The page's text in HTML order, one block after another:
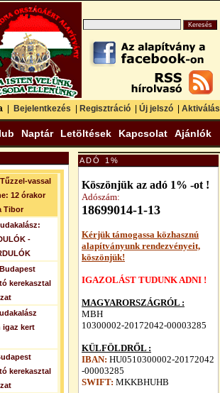
Bejelentkezés Regisztráció Új jelszó Aktiválás
Naptár Letöltések Kapcsolat Ajánlók
vassal
12 órakor
Tibor
-
kerekasztal
igaz kert
kerekasztal
ADÓ 1%
Köszönjük az adó 1% -ot !
Adószám:
18699014-1-13
Kérjük támogassa közhasznú
alapítványunkrendezvényeit,
köszönjük!
IGAZOLÁST TUDUNK ADNI !
MAGYARORSZÁGRÓL :
MBH
10300002-20172042-00003285
KÜLFÖLDRŐL :
IBAN: HU0510300002-20172042
-00003285
SWIFT: MKKBHUHB